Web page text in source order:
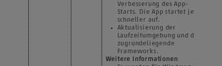
Verbesserung des App-
Starts. Die App startet jetzt
schneller auf.
Aktualisierung der
Laufzeitumgebung und des
zugrundeliegende
Frameworks.
Weitere Informationen